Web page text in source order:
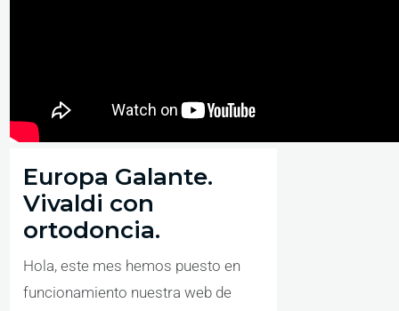
Europa Galante.
Vivaldi con
ortodoncia.
Hola, este mes hemos puesto en
funcionamiento nuestra web de